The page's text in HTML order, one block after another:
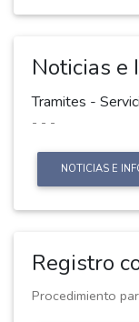
Noticias e
Tramites -
- - -
NOTICIAS E
Registro
Procedimiento